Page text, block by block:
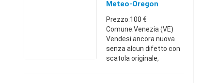
Meteo-Oregon
Scientific
Prezzo:100 €
Comune:Venezia (VE)
Vendesi ancora nuova
senza alcun difetto con
scatola originale,